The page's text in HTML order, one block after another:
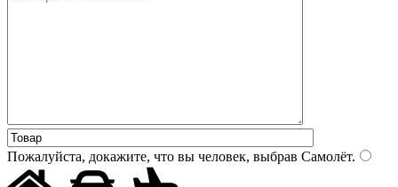
Пожалуйста, докажите, что вы человек, выбрав Самолёт.